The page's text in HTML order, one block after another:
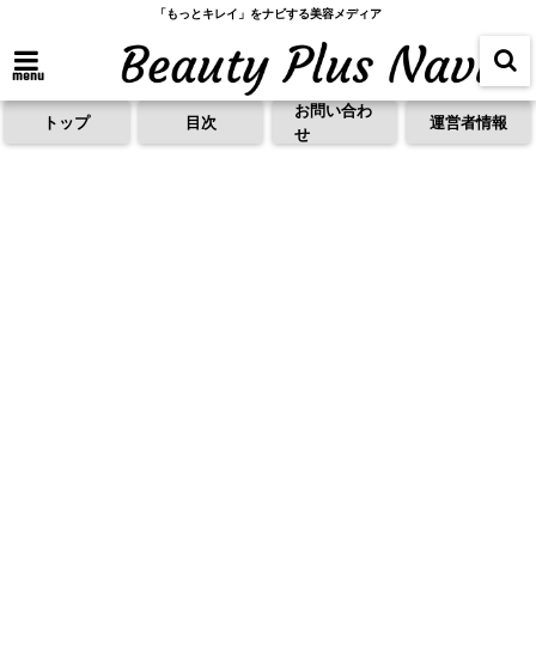
「もっとキレイ」をナビする美容メディア
menu
トップ 目次
お問い合わ
せ
運営者情報